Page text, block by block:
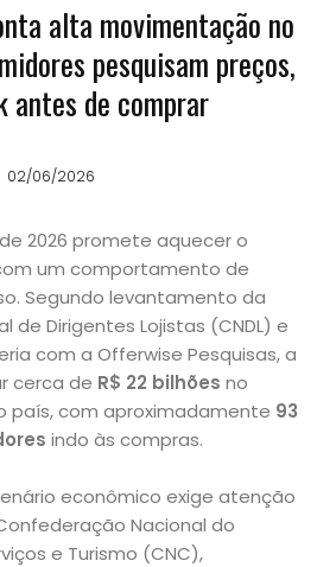
alta movimentação no
pesquisam preços,
antes de comprar
02/06/2026
2026 promete aquecer o
um comportamento de
Segundo levantamento da
de Dirigentes Lojistas (CNDL) e
com a Offerwise Pesquisas, a
cerca de R$ 22 bilhões no
país, com aproximadamente 93
indo às compras.
econômico exige atenção
Nacional do
e Turismo (CNC),